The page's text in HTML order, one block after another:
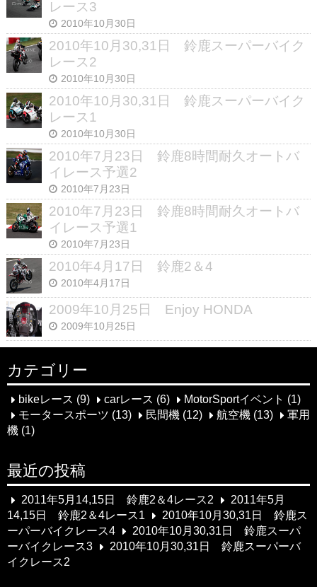
レース3
2010年10月30日
2010年10月30,31日 鈴鹿スーパーバイク
レース2
2010年10月30日
2010年10月30,31日 鈴鹿スーパーバイク
レース1
2010年10月30日
2010年7月23日 鈴鹿8時間耐久オートバ
イレース予選2
2010年7月23日
2010年7月23日 鈴鹿8時間耐久オートバ
イレース予選1
2010年7月23日
2010年4月17日 鈴鹿2＆4
2010年4月17日
2009年10月25日 Enjoy HONDA
2009年10月25日
カテゴリー
bikeレース (9) carレース (6) MotorSportイベント (1)
モータースポーツ (13) 民間機(12) 航空機(13)
軍用
機 (1)
最近の投稿
2011年5月14,15日 鈴鹿2＆4レース2
2011年5月
14,15日 鈴鹿2＆4レース1
2010年10月30,31日 鈴鹿ス
ーパーバイクレース4
2010年10月30,31日 鈴鹿スーパ
ーバイクレース3
2010年10月30,31日 鈴鹿スーパーバ
イクレース2